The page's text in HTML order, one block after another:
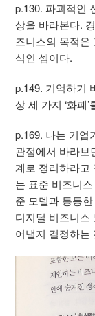
p.130. 파괴적인
상을 바라본다.
즈니스의 목적은
식인 셈이다.
p.149. 기억하기
상 세 가지 ‘화폐
p.169. 나는 기업
관점에서 바라보
계로 정리하라고
는 표준 비즈니
준 모델과 동등
디지털 비즈니스
어낼지 결정하는